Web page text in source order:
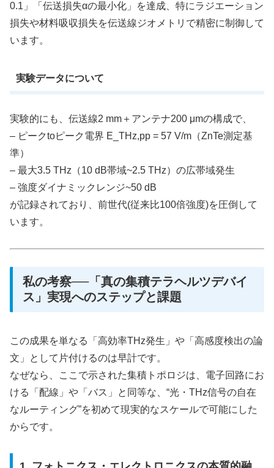
0.1」「伝送損失αの最小化」を達成、特にラジエーション
損失や材料吸収損失を伝送線ジオメトリで精密に制御して
います。
実験データについて
実験的にも、伝送線2 mm＋アンテナ200 μmの構成で、
– ピークtoピーク電界 E_THz,pp = 57 V/m（ZnTe測定基
準）
– 最大3.5 THz（10 dB帯域~2.5 THz）の広帯域発生
– 強度ダイナミックレンジ~50 dB
が記録されており、前世代(従来比100倍強度)を圧倒して
います。
私の考察──「真の集積テラヘルツデバイ
ス」実現へのステップと課題
この成果を単なる「高効率THz発生」や「高感度検出の論
文」として片付けるのは早計です。
なぜなら、ここで示された集積トポロジは、電子回路にお
ける「配線」や「バス」と同等な、“光・THz信号の自在
なルーティング”を初めて現実的なスケールで可能にした
からです。